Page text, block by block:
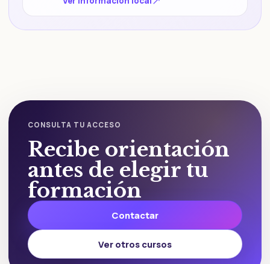
CONSULTA TU ACCESO
Recibe orientación
antes de elegir tu
formación
Contactar
Ver otros cursos